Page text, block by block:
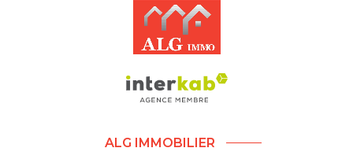
ALG IMMOBILIER